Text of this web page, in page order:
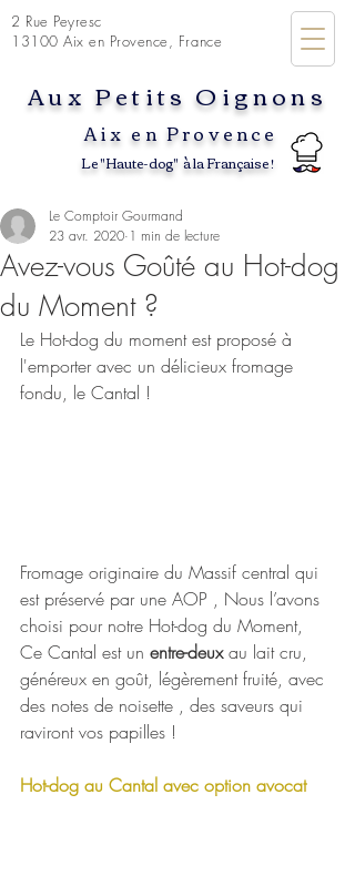
2 Rue Peyresc
13100 Aix en Provence, France
Aux Petits Oignons
Aix en Provence
Le "Haute-dog" à la Française !
Avez-vous Goûté au Hot-dog
du Moment ?
Le Comptoir Gourmand
23 avr. 2020 1 min de lecture
Le Hot-dog du moment est proposé à
l'emporter avec un délicieux fromage
fondu, le Cantal !
Fromage originaire du Massif central qui
est préservé par une AOP , Nous l’avons
choisi pour notre Hot-dog du Moment,
Ce Cantal est un entre-deux au lait cru,
généreux en goût, légèrement fruité, avec
des notes de noisette , des saveurs qui
raviront vos papilles !
Hot-dog au Cantal avec option avocat